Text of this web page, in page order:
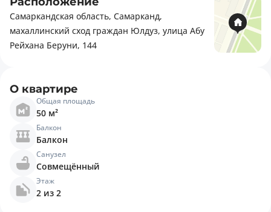
Самаркандская область, Самарканд,
махаллинский сход граждан Юлдуз, улица Абу
Рейхана Беруни, 144
О квартире
Общая площадь
50 м²
Балкон
Балкон
Санузел
Совмещённый
Этаж
2 из 2